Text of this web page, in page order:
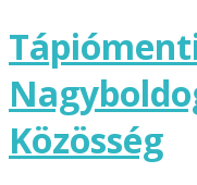
Közösség